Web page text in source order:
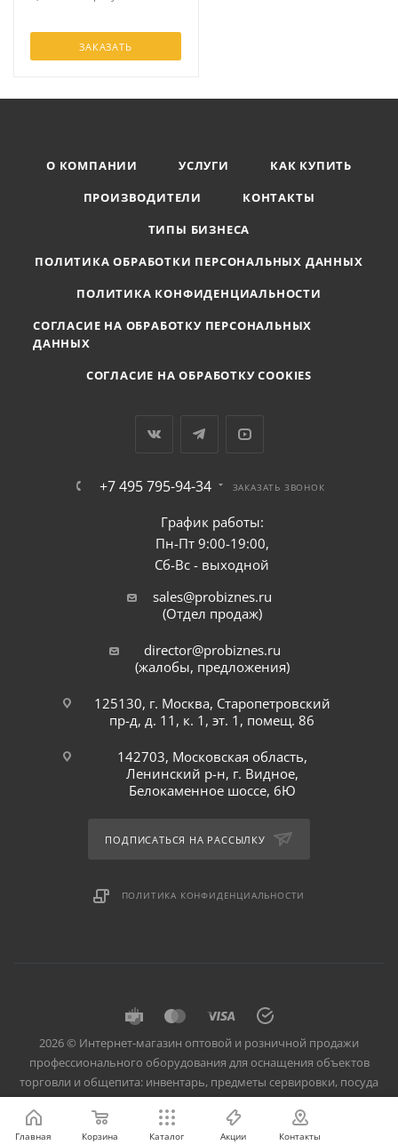
ЗАКАЗАТЬ
О КОМПАНИИ УСЛУГИ
КАК КУПИТЬ
ПРОИЗВОДИТЕЛИ
КОНТАКТЫ
ТИПЫ БИЗНЕСА
ПОЛИТИКА ОБРАБОТКИ ПЕРСОНАЛЬНЫХ ДАННЫХ
ПОЛИТИКА КОНФИДЕНЦИАЛЬНОСТИ
СОГЛАСИЕ НА ОБРАБОТКУ ПЕРСОНАЛЬНЫХ
ДАННЫХ
СОГЛАСИЕ НА ОБРАБОТКУ COOKIES
+7 495 795-94-34 ЗАКАЗАТЬ ЗВОНОК
График работы:
Пн-Пт 9:00-19:00,
Сб-Вс - выходной
sales@probiznes.ru
(Отдел продаж)
director@probiznes.ru
(жалобы, предложения)
125130, г. Москва, Старопетровский
пр-д, д. 11, к. 1, эт. 1, помещ. 86
142703, Московская область,
Ленинский р-н, г. Видное,
Белокаменное шоссе, 6Ю
ПОДПИСАТЬСЯ НА РАССЫЛКУ
ПОЛИТИКА КОНФИДЕНЦИАЛЬНОСТИ
2026 © Интернет-магазин оптовой и розничной продажи
профессионального оборудования для оснащения объектов
торговли и общепита: инвентарь, предметы сервировки, посуда
для баров, кафе и ресторанов.
Главная Корзина Каталог Акции Контакты